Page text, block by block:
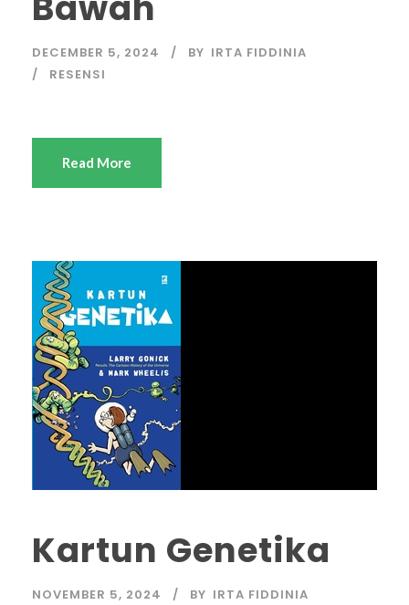
DECEMBER 5, 2024 BY IRTA FIDDINIA
RESENSI
Read More
Kartun Genetika
NOVEMBER 5, 2024 BY IRTA FIDDINIA